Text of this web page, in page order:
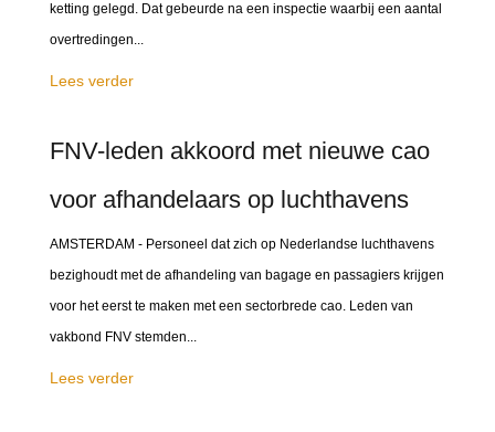
ketting gelegd. Dat gebeurde na een inspectie waarbij een aantal
overtredingen...
Lees verder
FNV-leden akkoord met nieuwe cao
voor afhandelaars op luchthavens
AMSTERDAM - Personeel dat zich op Nederlandse luchthavens
bezighoudt met de afhandeling van bagage en passagiers krijgen
voor het eerst te maken met een sectorbrede cao. Leden van
vakbond FNV stemden...
Lees verder